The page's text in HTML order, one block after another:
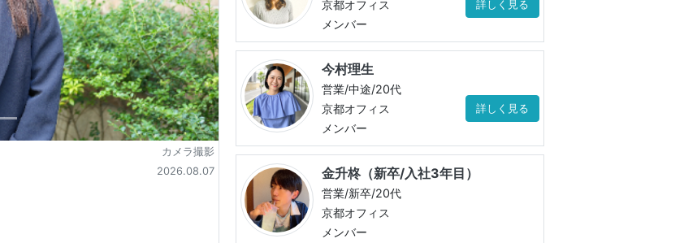
カメラ撮影
2026.08.07
京都オフィス
メンバー
詳しく見る
今村理生
営業/中途/20代
京都オフィス
メンバー
詳しく見る
金升柊（新卒/入社3年目）
営業/新卒/20代
京都オフィス
メンバー